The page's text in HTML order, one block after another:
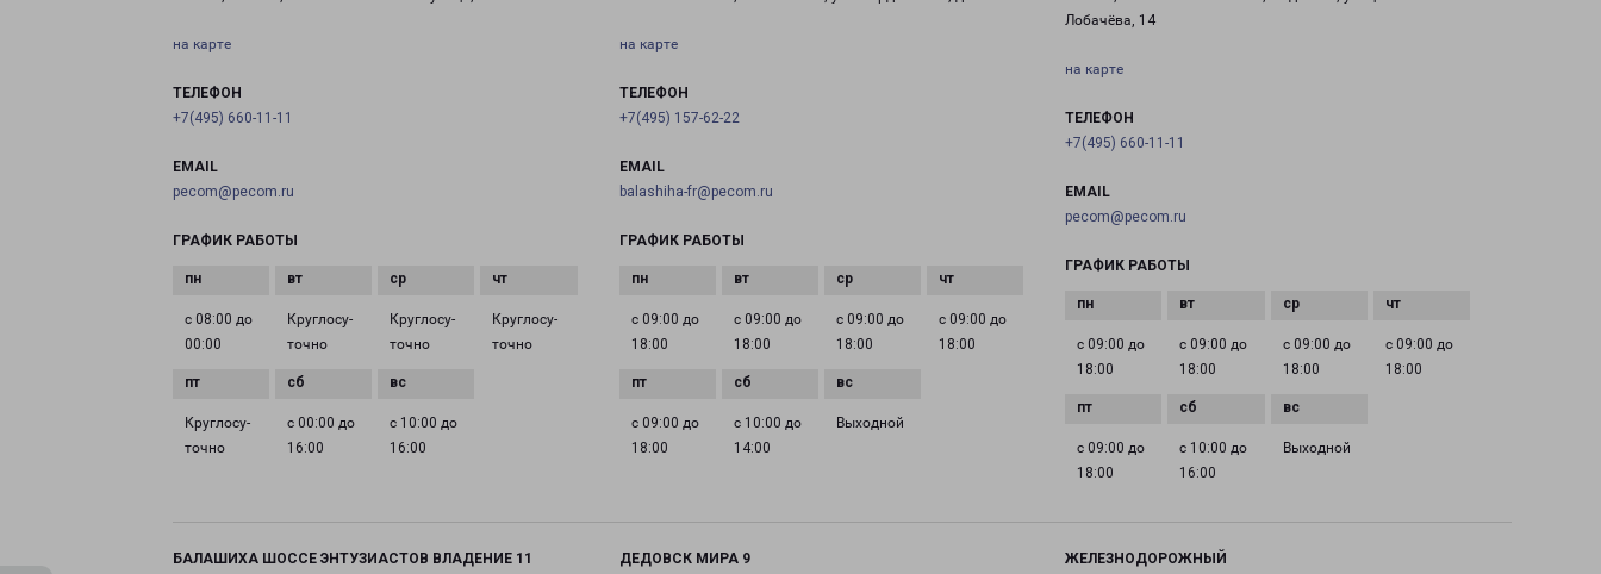
на карте
ТЕЛЕФОН
+7(495) 660-11-11
EMAIL
pecom@pecom.ru
ГРАФИК РАБОТЫ
с 08:00 до
00:00
Круглосу­
точно
Круглосу­
точно
Круглосу­
точно
Круглосу­
точно
с 00:00 до
16:00
с 10:00 до
16:00
на карте
ТЕЛЕФОН
+7(495) 157-62-22
EMAIL
balashiha-fr@pecom.ru
ГРАФИК РАБОТЫ
с 09:00 до
18:00
с 09:00 до
18:00
с 09:00 до
18:00
с 09:00 до
18:00
с 09:00 до
18:00
с 10:00 до
14:00
Выходной
Лобачёва, 14
на карте
ТЕЛЕФОН
+7(495) 660-11-11
EMAIL
pecom@pecom.ru
ГРАФИК РАБОТЫ
с 09:00 до
18:00
с 09:00 до
18:00
с 09:00 до
18:00
с 09:00 до
18:00
с 09:00 до
18:00
с 10:00 до
16:00
Выходной
БАЛАШИХА ШОССЕ ЭНТУЗИАСТОВ ВЛАДЕНИЕ 11
ДЕДОВСК МИРА 9
ЖЕЛЕЗНОДОРОЖНЫЙ